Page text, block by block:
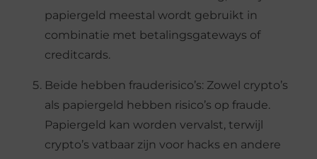
papiergeld meestal wordt gebruikt in
combinatie met betalingsgateways of
creditcards.
Beide hebben frauderisico’s: Zowel crypto’s
als papiergeld hebben risico’s op fraude.
Papiergeld kan worden vervalst, terwijl
crypto’s vatbaar zijn voor hacks en andere